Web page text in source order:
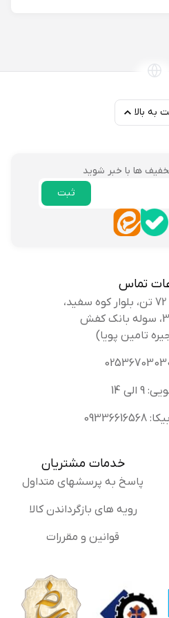
ها با خبر شوید
تماس
تامین پویا)
خدمات مشتریان
پاسخ به پرسشهای متداول
رویه های بازگرداندن کالا
قوانین و مقررات